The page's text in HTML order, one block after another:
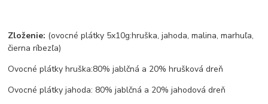
Zloženie: (ovocné plátky 5x10g:hruška, jahoda, malina, marhuľa,
čierna ríbezľa)
Ovocné plátky hruška:80% jablčná a 20% hrušková dreň
Ovocné plátky jahoda: 80% jablčná a 20% jahodová dreň